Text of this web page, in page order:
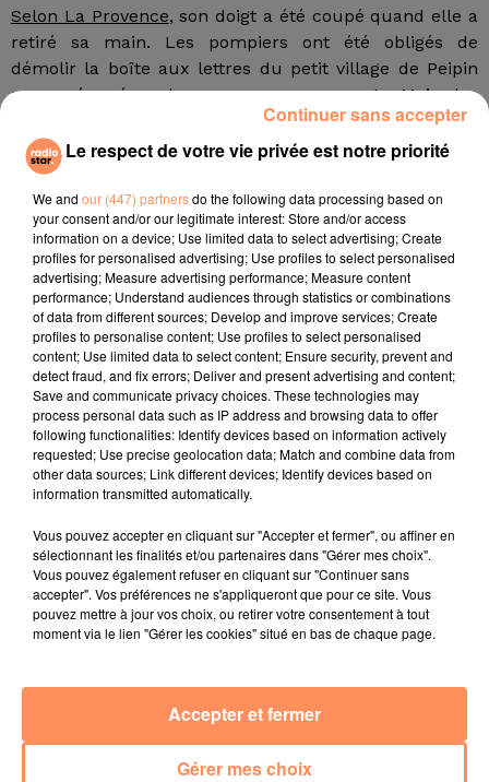
Selon La Provence, son doigt a été coupé quand elle a
retiré sa main. Les pompiers ont été obligés de
démolir la boîte aux lettres du petit village de Peipin
pour récupérer le morceau manquant. Mais les
équipes de l’hôpital d’Aix-en-Provence, qui ont pris en
charge la jeune femme, n’ont pas pu pratiquer de
greffe.
fil actus
4 juillet 2022
Radio Star Live avec Dadju
27 juin 2022
Marseille : une application pour mettre en
relation extras et...
27 juin 2022
Le cocholed pour jouer à la pétanque
jusqu'au bout de la nuit !
Toulon : des quais électrifiés pour 2023 !
10 mai 2022
Cassis organise sa traditionnelle "Fête du vin"
10 mai 2022
Frédéric Pache
Le rappeur marseillais Soprano invité de
Le respect de votre vie privée est notre priorité
We and our (447) partnersdo the following data processing based on
your consent and/or our legitimate interest: Store and/or access
information on a device; Use limited data to select advertising; Create
profiles for personalised advertising; Use profiles to select personalised
advertising; Measure advertising performance; Measure content
performance; Understand audiences through statistics or combinations
of data from different sources; Develop and improve services; Create
profiles to personalise content; Use profiles to select personalised
content; Use limited data to select content; Ensure security, prevent and
detect fraud, and fix errors; Deliver and present advertising and content;
Save and communicate privacy choices. These technologies may
process personal data such as IP address and browsing data to offer
following functionalities: Identify devices based on information actively
requested; Use precise geolocation data; Match and combine data from
other data sources; Link different devices; Identify devices based on
information transmitted automatically.
Vous pouvez accepter en cliquant sur "Accepter et fermer", ou affiner en
sélectionnant les finalités et/ou partenaires dans "Gérer mes choix".
Vous pouvez également refuser en cliquant sur "Continuer sans
accepter". Vos préférences ne s'appliqueront que pour ce site. Vous
pouvez mettre à jour vos choix, ou retirer votre consentement à tout
moment via le lien "Gérer les cookies" situé en bas de chaque page.
Gérer mes choix
Accepter et fermer
Continuer sans accepter